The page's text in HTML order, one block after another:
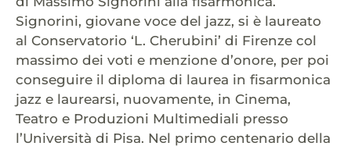
Signorini, giovane voce del jazz, si è laureato
al Conservatorio ‘L. Cherubini’ di Firenze col
massimo dei voti e menzione d’onore, per poi
conseguire il diploma di laurea in fisarmonica
jazz e laurearsi, nuovamente, in Cinema,
Teatro e Produzioni Multimediali presso
l’Università di Pisa. Nel primo centenario della